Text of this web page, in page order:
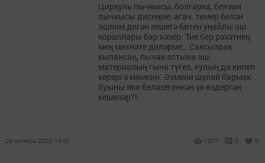
Циркуль пычкысы, болгарка, бензин
пычкысы дисеңме, агач, тимер белән
эшлим дигән кешегә бөтен уңайлы эш
кораллары бар хәзер. Тик бер рәхәтнең
мең михнәте диләрме… Саксызрак
кылансаң, пычак астына эш
материалың гына түгел, кулың да килеп
керергә мөмкин. Әзмени шулай бармак
буыны яки беләзегеннән үк өздергән
кешеләр?!
28 октябрь 2020, 16:30 1007 0 0